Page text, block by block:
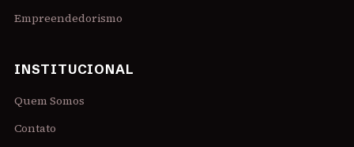
Empreendedorismo
INSTITUCIONAL
Quem Somos
Contato